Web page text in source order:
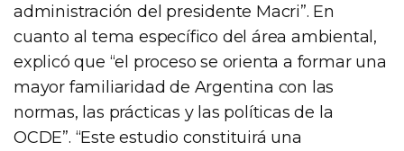
administración del presidente Macri”. En
cuanto al tema específico del área ambiental,
explicó que “el proceso se orienta a formar una
mayor familiaridad de Argentina con las
normas, las prácticas y las políticas de la
OCDE”. “Este estudio constituirá una